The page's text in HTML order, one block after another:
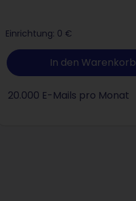
Einrichtung: 0 €
In den Warenkorb
20.000 E-Mails pro Monat